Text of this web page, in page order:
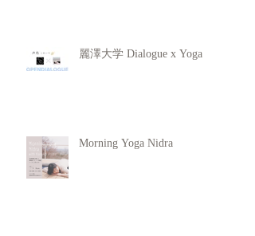
麗澤大学 Dialogue x Yoga
Morning Yoga Nidra